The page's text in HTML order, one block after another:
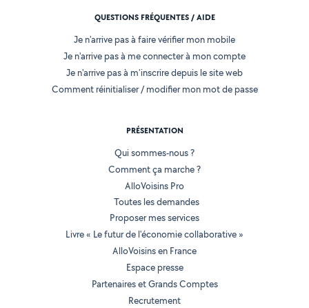
QUESTIONS FRÉQUENTES / AIDE
Je n'arrive pas à faire vérifier mon mobile
Je n'arrive pas à me connecter à mon compte
Je n'arrive pas à m'inscrire depuis le site web
Comment réinitialiser / modifier mon mot de passe
PRÉSENTATION
Qui sommes-nous ?
Comment ça marche ?
AlloVoisins Pro
Toutes les demandes
Proposer mes services
Livre « Le futur de l'économie collaborative »
AlloVoisins en France
Espace presse
Partenaires et Grands Comptes
Recrutement